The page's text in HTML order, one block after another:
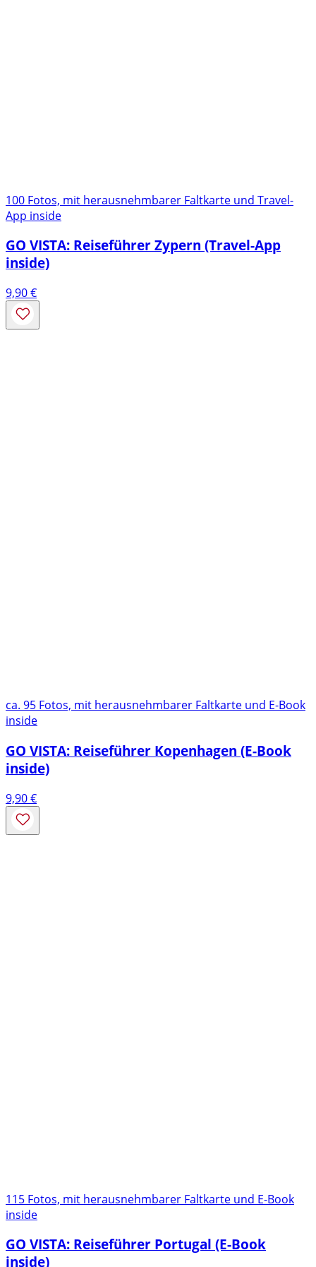
100 Fotos, mit herausnehmbarer Faltkarte und Travel-
App inside
GO VISTA: Reiseführer Zypern (Travel-App
inside)
9,90€
ca. 95 Fotos, mit herausnehmbarer Faltkarte und E-Book
inside
GO VISTA: Reiseführer Kopenhagen (E-Book
inside)
9,90€
115 Fotos, mit herausnehmbarer Faltkarte und E-Book
inside
GO VISTA: Reiseführer Portugal (E-Book
inside)